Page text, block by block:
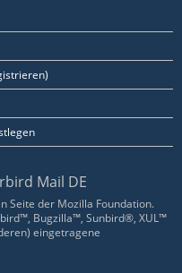
Mail DE
Seite der Mozilla Foundation.
Bugzilla™, Sunbird®, XUL™
eingetragene